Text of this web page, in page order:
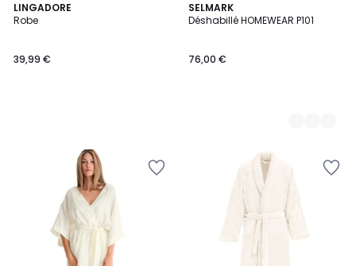
LINGADORE
Robe
39,99 €
SELMARK
Déshabillé HOMEWEAR P101
76,00 €
2
Couleurs